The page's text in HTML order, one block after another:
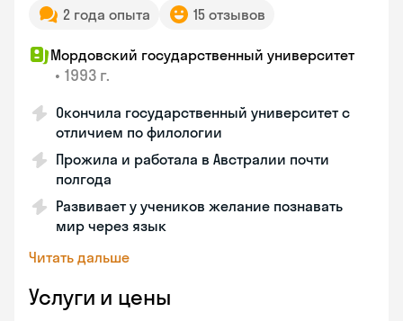
2 года опыта
15 отзывов
Мордовский государственный университет
• 1993 г.
Окончила государственный университет с
отличием по филологии
Прожила и работала в Австралии почти
полгода
Развивает у учеников желание познавать
мир через язык
Читать дальше
Услуги и цены